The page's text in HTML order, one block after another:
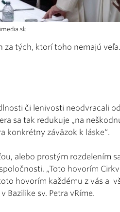
tých, ktorí toho nemajú
či lenivosti neodvracali od
sa tak redukuje „na
konkrétny záväzok k láske“.
alebo prostým rozdelením
„Toto hovorím
hovorím každému z vás a
Bazilike sv. Petra vRíme.